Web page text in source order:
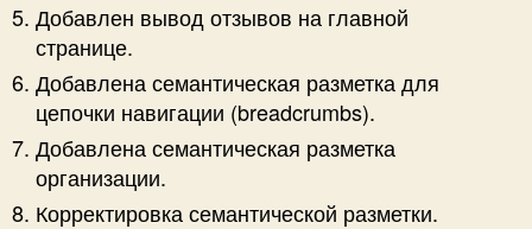
Добавлен вывод отзывов на главной
странице.
Добавлена семантическая разметка для
цепочки навигации (breadcrumbs).
Добавлена семантическая разметка
организации.
Корректировка семантической разметки.